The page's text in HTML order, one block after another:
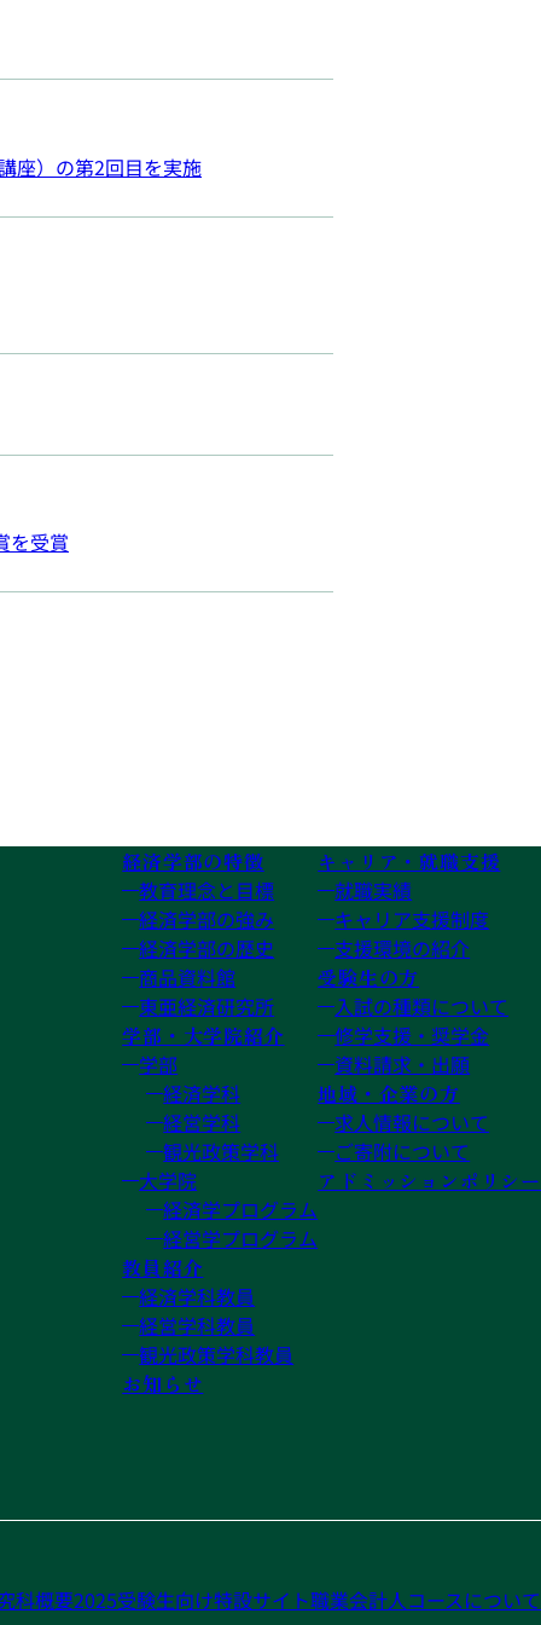
座）の第2回目を実施
を受賞
経済学部の特徴
教育理念と目標
経済学部の強み
経済学部の歴史
商品資料館
東亜経済研究所
学部・大学院紹介
学部
経済学科
経営学科
観光政策学科
大学院
経済学プログラム
経営学プログラム
教員紹介
経済学科教員
経営学科教員
観光政策学科教員
お知らせ
キャリア・就職支援
就職実績
キャリア支援制度
支援環境の紹介
受験生の方
入試の種類について
修学支援・奨学金
資料請求・出願
地域・企業の方
求人情報について
ご寄附について
アドミッションポリシー
科概要2025受験生向け特設サイト職業会計人コースについて